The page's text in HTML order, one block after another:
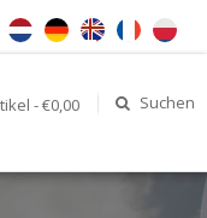
- €0,00 Suchen